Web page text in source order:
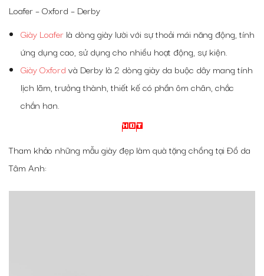
Loafer – Oxford – Derby
Giày Loafer là dòng giày lười với sự thoải mái năng động, tính
ứng dụng cao, sử dụng cho nhiều hoạt động, sự kiện.
Giày Oxford và Derby là 2 dòng giày da buộc dây mang tính
lịch lãm, trưởng thành, thiết kế có phần ôm chân, chắc
chắn hơn.
Tham khảo những mẫu giày đẹp làm quà tặng chồng tại Đồ da
Tâm Anh: